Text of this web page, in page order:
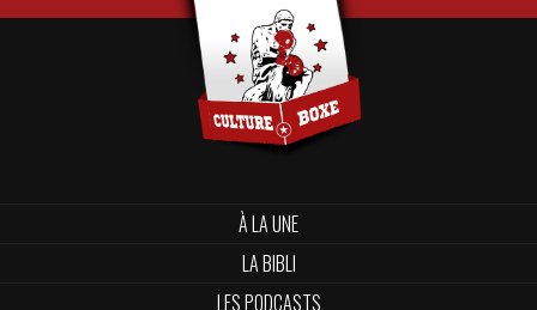
À LA UNE
LA BIBLI
LES PODCASTS